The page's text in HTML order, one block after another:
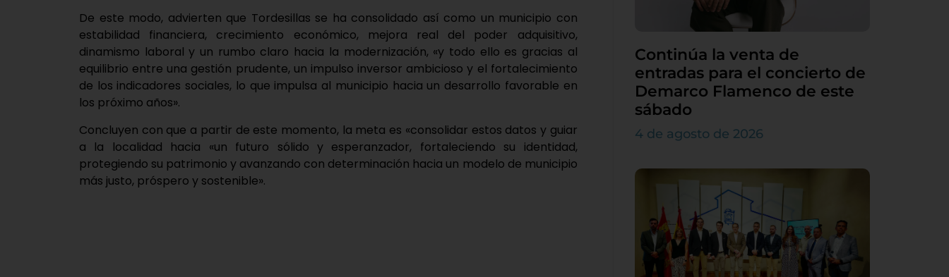
De este modo, advierten que Tordesillas se ha consolidado así como un municipio con
estabilidad financiera, crecimiento económico, mejora real del poder adquisitivo,
dinamismo laboral y un rumbo claro hacia la modernización, «y todo ello es gracias al
equilibrio entre una gestión prudente, un impulso inversor ambicioso y el fortalecimiento
de los indicadores sociales, lo que impulsa al municipio hacia un desarrollo favorable en
los próximo años».
Concluyen con que a partir de este momento, la meta es «consolidar estos datos y guiar
a la localidad hacia «un futuro sólido y esperanzador, fortaleciendo su identidad,
protegiendo su patrimonio y avanzando con determinación hacia un modelo de municipio
más justo, próspero y sostenible».
Continúa la venta de
entradas para el concierto de
Demarco Flamenco de este
sábado
4 de agosto de 2026